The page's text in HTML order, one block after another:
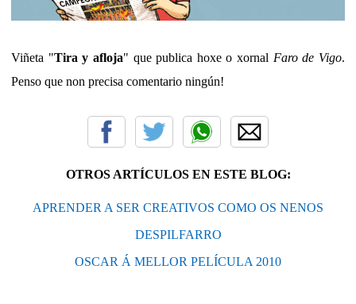
Viñeta "Tira y afloja" que publica hoxe o xornal Faro de Vigo.
Penso que non precisa comentario ningún!
OTROS ARTÍCULOS EN ESTE BLOG:
APRENDER A SER CREATIVOS COMO OS NENOS
DESPILFARRO
OSCAR Á MELLOR PELÍCULA 2010